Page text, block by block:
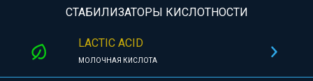
СТАБИЛИЗАТОРЫ КИСЛОТНОСТИ
LACTIC ACID
МОЛОЧНАЯ КИСЛОТА